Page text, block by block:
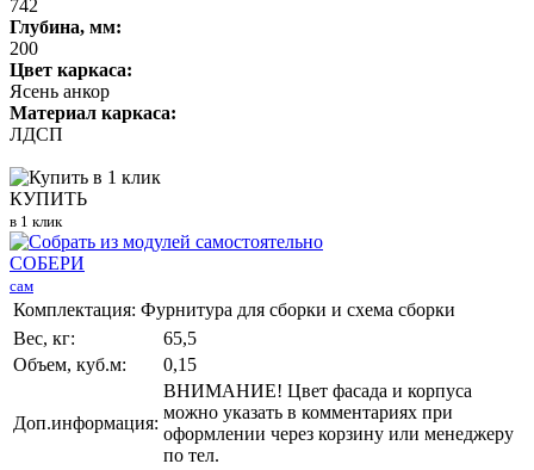
742
Глубина, мм:
200
Цвет каркаса:
Ясень анкор
Материал каркаса:
ЛДСП
КУПИТЬ
в 1 клик
СОБЕРИ
сам
Комплектация: Фурнитура для сборки и схема сборки
Вес, кг:
65,5
Объем, куб.м:
0,15
Доп.информация:
ВНИМАНИЕ! Цвет фасада и корпуса
можно указать в комментариях при
оформлении через корзину или менеджеру
по тел.